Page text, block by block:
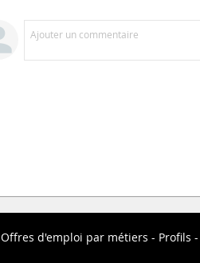
Ajouter un commentaire
Offres d'emploi par métiers Profils